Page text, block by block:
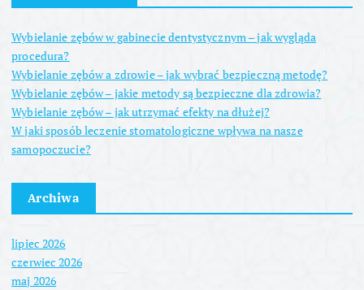
Wybielanie zębów w gabinecie dentystycznym – jak wygląda
procedura?
Wybielanie zębów a zdrowie – jak wybrać bezpieczną metodę?
Wybielanie zębów – jakie metody są bezpieczne dla zdrowia?
Wybielanie zębów – jak utrzymać efekty na dłużej?
W jaki sposób leczenie stomatologiczne wpływa na nasze
samopoczucie?
Archiwa
lipiec 2026
czerwiec 2026
maj 2026